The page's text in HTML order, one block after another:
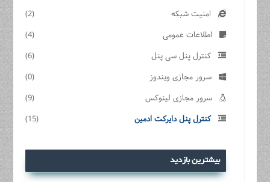
امنیت شبکه
(2)
اطلاعات عمومی
(4)
کنترل پنل سی پنل
(6)
سرور مجازی ویندوز
(0)
سرور مجازی لینوکس
(9)
کنترل پنل دایرکت ادمین
(15)
بیشترین بازدید